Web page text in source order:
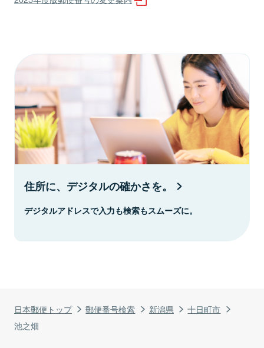
日本郵便トップ 郵便番号検索 新潟県
十日町市
池之畑
住所に、デジタルの確かさを。
デジタルアドレスで入力も検索もスムーズに。